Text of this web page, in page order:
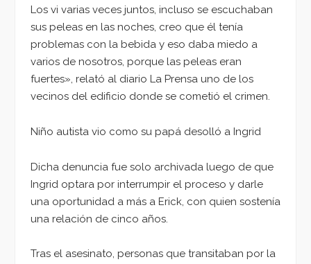
Los vi varias veces juntos, incluso se escuchaban
sus peleas en las noches, creo que él tenía
problemas con la bebida y eso daba miedo a
varios de nosotros, porque las peleas eran
fuertes», relató al diario La Prensa uno de los
vecinos del edificio donde se cometió el crimen.
Niño autista vio como su papá desolló a Ingrid
Dicha denuncia fue solo archivada luego de que
Ingrid optara por interrumpir el proceso y darle
una oportunidad a más a Erick, con quien sostenía
una relación de cinco años.
Tras el asesinato, personas que transitaban por la